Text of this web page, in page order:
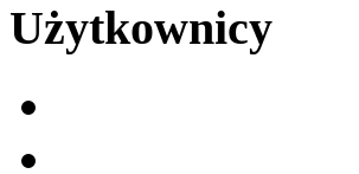
Użytkownicy